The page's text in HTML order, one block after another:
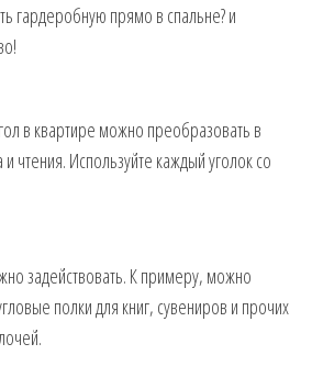
гардеробную прямо в спальне? и
в квартире можно преобразовать в
чтения. Используйте каждый уголок со
задействовать. К примеру, можно
полки для книг, сувениров и прочих